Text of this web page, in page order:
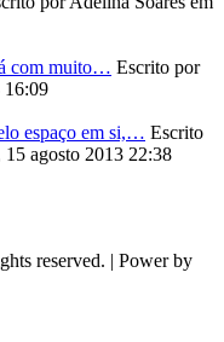
com muito… Escrito por
16:09
espaço em si,… Escrito
15 agosto 2013 22:38
reserved. | Power by